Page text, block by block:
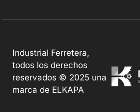
Industrial Ferretera,
todos los derechos
reservados © 2025 una
marca de ELKAPA